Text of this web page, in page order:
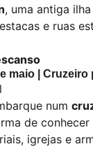
, uma antiga
e ruas
maio |
num
de
igrejas e